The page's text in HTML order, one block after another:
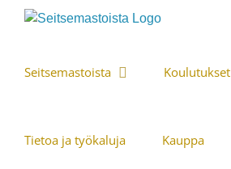
Skip
Seitsemastoista Koulutukset
Tietoa ja työkaluja Kauppa